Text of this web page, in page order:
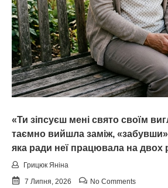
«Ти зіпсуєш мені свято своїм
таємно вийшла заміж,
яка ради неї працювала на двох
Грицюк Яніна
7 Липня, 2026
No Comments